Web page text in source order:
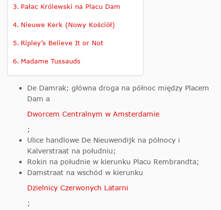
Pałac Królewski na Placu Dam
Nieuwe Kerk (Nowy Kościół)
Ripley’s Believe It or Not
Madame Tussauds
De Damrak; główna droga na północ między Placem
Dam a
Dworcem Centralnym w Amsterdamie
;
Ulice handlowe De Nieuwendijk na północy i
Kalverstraat na południu;
Rokin na południe w kierunku Placu Rembrandta;
Damstraat na wschód w kierunku
Dzielnicy Czerwonych Latarni
;